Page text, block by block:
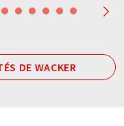
DE WACKER